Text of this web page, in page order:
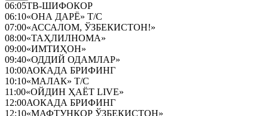
06:05ТВ-ШИФОКОР
06:10«ОНА ДАРЁ» Т/С
07:00«АССАЛОМ, ЎЗБЕКИСТОН!»
08:00«ТАҲЛИЛНОМА»
09:00«ИМТИҲОН»
09:40«ОДДИЙ ОДАМЛАР»
10:00АОКАДА БРИФИНГ
10:10«МАЛАК» Т/С
11:00«ОЙДИН ҲАЁТ LIVE»
12:00АОКАДА БРИФИНГ
12:10«МАФТУНКОР ЎЗБЕКИСТОН»